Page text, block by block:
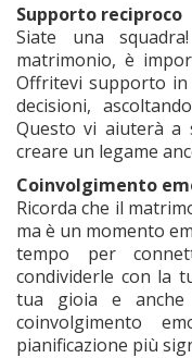
Supporto reciproco
Siate una
matrimonio, è
Offritevi supporto
decisioni,
Questo vi aiuterà a
creare un legame
Coinvolgimento
Ricorda che il
ma è un momento
tempo per
condividerle con la
tua gioia e anche
coinvolgimento
pianificazione più